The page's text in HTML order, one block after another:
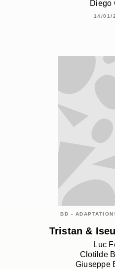
Diego
14/01/
BD -
Tristan &
Luc
Clotilde
Giuseppe